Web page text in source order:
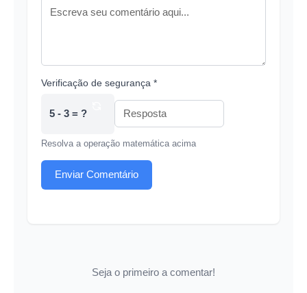
Verificação de segurança *
5 - 3 = ?
Resolva a operação matemática acima
Enviar Comentário
Seja o primeiro a comentar!